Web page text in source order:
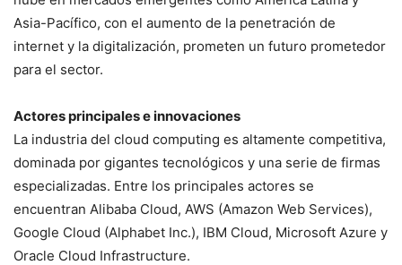
Asia-Pacífico, con el aumento de la penetración de
internet y la digitalización, prometen un futuro prometedor
para el sector.
Actores principales e innovaciones
La industria del cloud computing es altamente competitiva,
dominada por gigantes tecnológicos y una serie de firmas
especializadas. Entre los principales actores se
encuentran Alibaba Cloud, AWS (Amazon Web Services),
Google Cloud (Alphabet Inc.), IBM Cloud, Microsoft Azure y
Oracle Cloud Infrastructure.